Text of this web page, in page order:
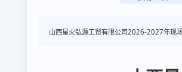
山西星火弘源工贸有限公司2026-2027年现